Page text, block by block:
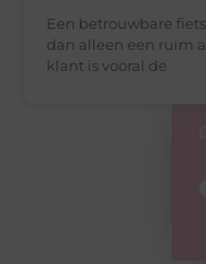
Een betrouwbare
dan alleen een ruim
klant is vooral de